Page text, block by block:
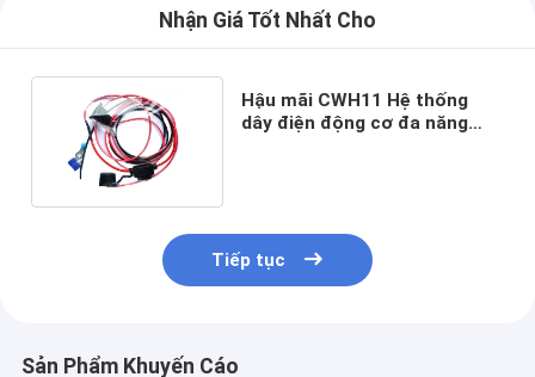
Nhận Giá Tốt Nhất Cho
Hậu mãi CWH11 Hệ thống
dây điện động cơ đa năng
Tiếp tục
Sản Phẩm Khuyến Cáo